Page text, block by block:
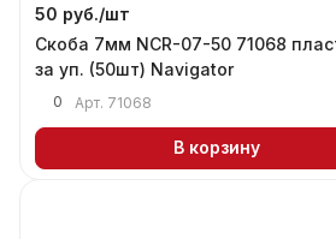
50 руб./шт
Скоба 7мм NCR-07-50 71068
за уп. (50шт) Navigator
0 Арт. 71068
В корзину